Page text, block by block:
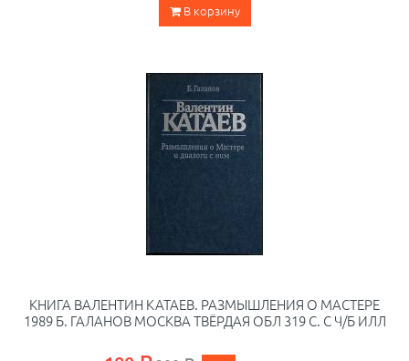
В корзину
КНИГА ВАЛЕНТИН КАТАЕВ. РАЗМЫШЛЕНИЯ О МАСТЕРЕ
1989 Б. ГАЛАНОВ МОСКВА ТВЁРДАЯ ОБЛ 319 С. С Ч/Б ИЛЛ